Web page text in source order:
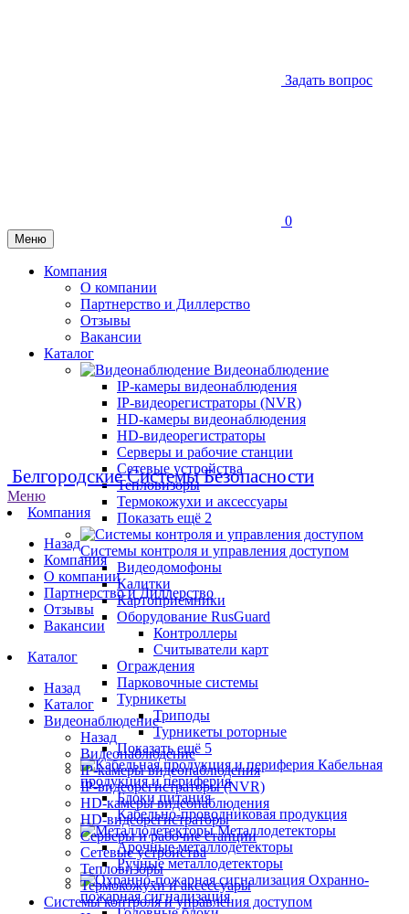
Задать вопрос
0
Меню
Компания
О компании
Партнерство и Диллерство
Отзывы
Вакансии
Каталог
Видеонаблюдение
IP-камеры видеонаблюдения
IP-видеорегистраторы (NVR)
HD-камеры видеонаблюдения
HD-видеорегистраторы
Серверы и рабочие станции
Сетевые устройства
Тепловизоры
Термокожухи и аксессуары
Показать ещё 2
Системы контроля и управления доступом
Видеодомофоны
Калитки
Картоприемники
Оборудование RusGuard
Контроллеры
Считыватели карт
Ограждения
Парковочные системы
Турникеты
Триподы
Турникеты роторные
Показать ещё 5
Кабельная
продукция и периферия
Блоки питания
Кабельно-проводниковая продукция
Металлодетекторы
Арочные металлодетекторы
Ручные металлодетекторы
Охранно-
пожарная сигнализация
Белгородские Системы Безопасности
Меню
Компания
Назад
Компания
О компании
Партнерство и Диллерство
Отзывы
Вакансии
Каталог
Назад
Каталог
Видеонаблюдение
Назад
Видеонаблюдение
IP-камеры видеонаблюдения
IP-видеорегистраторы (NVR)
HD-камеры видеонаблюдения
HD-видеорегистраторы
Серверы и рабочие станции
Сетевые устройства
Тепловизоры
Термокожухи и аксессуары
Системы контроля и управления доступом